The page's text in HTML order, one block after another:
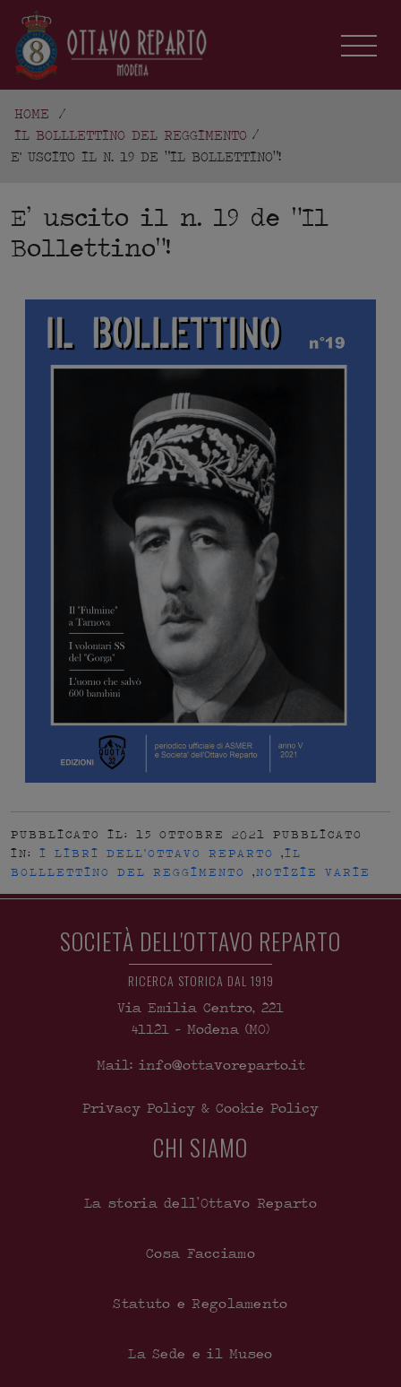
HOME
/
IL BOLLLETTINO DEL REGGIMENTO
E' USCITO IL N. 19 DE "IL BOLLETTINO"!
E’ uscito il n. 19 de “Il
Bollettino”!
PUBBLICATO IL: 15 OTTOBRE 2021 PUBBLICATO
IN: I LIBRI DELL'OTTAVO REPARTO ,IL
BOLLLETTINO DEL REGGIMENTO
,NOTIZIE VARIE
SOCIETÀ DELL'OTTAVO REPARTO
RICERCA STORICA DAL 1919
Via Emilia Centro, 221
41121 - Modena (MO)
Mail: info@ottavoreparto.it
Privacy Policy & Cookie Policy
CHI SIAMO
La storia dell’Ottavo Reparto
Cosa Facciamo
Statuto e Regolamento
La Sede e il Museo